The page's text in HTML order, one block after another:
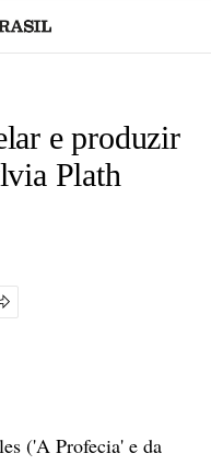
e produzir
Plath
('A Profecia' e da